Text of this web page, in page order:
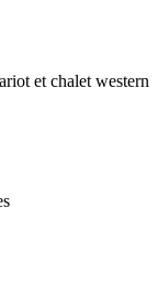
et chalet western